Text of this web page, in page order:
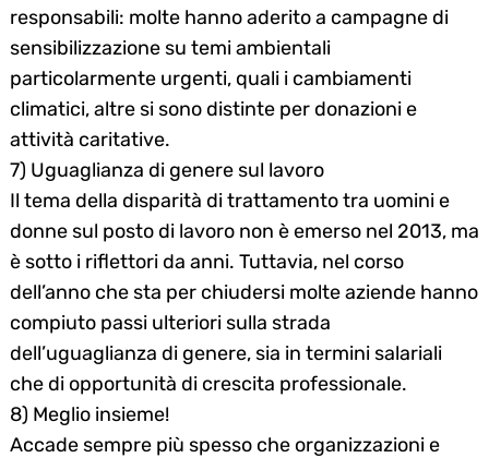
responsabili: molte hanno aderito a campagne di
sensibilizzazione su temi ambientali
particolarmente urgenti, quali i cambiamenti
climatici, altre si sono distinte per donazioni e
attività caritative.
7) Uguaglianza di genere sul lavoro
Il tema della disparità di trattamento tra uomini e
donne sul posto di lavoro non è emerso nel 2013, ma
è sotto i riflettori da anni. Tuttavia, nel corso
dell’anno che sta per chiudersi molte aziende hanno
compiuto passi ulteriori sulla strada
dell’uguaglianza di genere, sia in termini salariali
che di opportunità di crescita professionale.
8) Meglio insieme!
Accade sempre più spesso che organizzazioni e